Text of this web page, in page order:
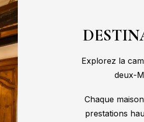
Explorez la
deux-
Chaque
prestations